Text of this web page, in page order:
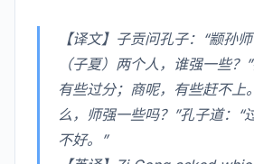
【译文】子贡问孔子：“颛孙
（子夏）两个人，谁强一些？
有些过分；商呢，有些赶不上
么，师强一些吗？”孔子道：“
不好。”